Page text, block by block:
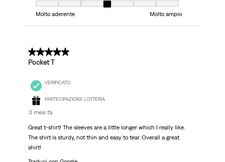
Taglio, 4 su 7, dove 1 è uguale a Molto aderente e 7 è uguale a Molto
Molto aderente
Molto ampio
5 su 5 stelle.
Pocket T
VERIFICATO
PARTECIPAZIONE LOTTERIA
3 mesi fa
Great t-shirt! The sleeves are a little longer which I really like.
The shirt is sturdy, not thin and easy to tear. Overall a great
shirt!